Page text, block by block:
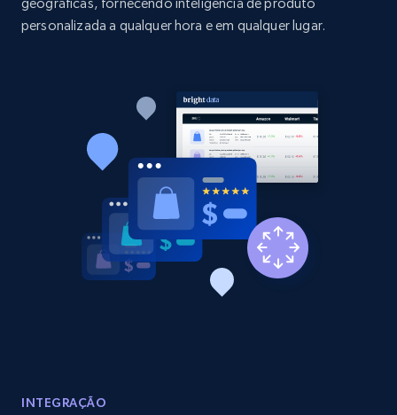
1.9K+ 323+ Comece agora
Etsy - Collect data on products using
specified keywords
URL, Product id, Listing inventory id, Title, Rating,
Reviews count shop, Reviews count item, Initial
1.9K+ Comece agora
personalizada a qualquer hora e em qualquer lugar.
INTEGRAÇÃO